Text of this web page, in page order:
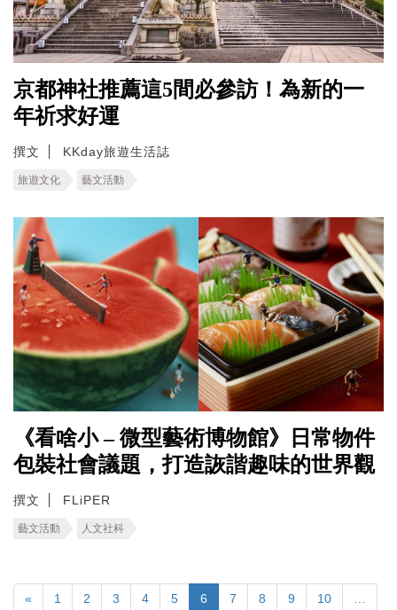
京都神社推薦這5間必參訪！為新的一
年祈求好運
撰文 KKday旅遊生活誌
旅遊文化 藝文活動
《看啥小 – 微型藝術博物館》日常物件
包裝社會議題，打造詼諧趣味的世界觀
撰文 FLiPER
藝文活動 人文社科
« 1 2 3 4 5 6 7 8 9 10